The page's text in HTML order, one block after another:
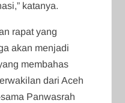
katanya.
rapat yang
akan menjadi
membahas
dari Aceh
Panwasrah